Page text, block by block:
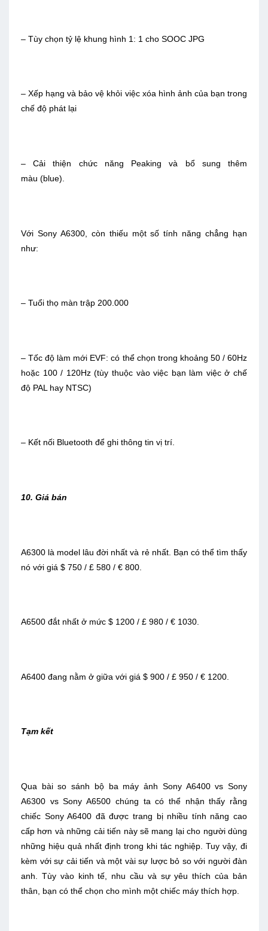
– Tùy chọn tỷ lệ khung hình 1: 1 cho SOOC JPG
– Xếp hạng và bảo vệ khỏi việc xóa hình ảnh của bạn trong
chế độ phát lại
– Cải thiện chức năng Peaking và bổ sung thêm
màu (blue).
Với Sony A6300, còn thiếu một số tính năng chẳng hạn
như:
– Tuổi thọ màn trập 200.000
– Tốc độ làm mới EVF: có thể chọn trong khoảng 50 / 60Hz
hoặc 100 / 120Hz (tùy thuộc vào việc bạn làm việc ở chế
độ PAL hay NTSC)
– Kết nối Bluetooth để ghi thông tin vị trí.
10. Giá bán
A6300 là model lâu đời nhất và rẻ nhất. Bạn có thể tìm thấy
nó với giá $ 750 / £ 580 / € 800.
A6500 đắt nhất ở mức $ 1200 / £ 980 / € 1030.
A6400 đang nằm ở giữa với giá $ 900 / £ 950 / € 1200.
Tạm kết
Qua bài so sánh bộ ba máy ảnh Sony A6400 vs Sony
A6300 vs Sony A6500 chúng ta có thể nhận thấy rằng
chiếc Sony A6400 đã được trang bị nhiều tính năng cao
cấp hơn và những cải tiến này sẽ mang lại cho người dùng
những hiệu quả nhất định trong khi tác nghiệp. Tuy vậy, đi
kèm với sự cải tiến và một vài sự lược bỏ so với người đàn
anh. Tùy vào kinh tế, nhu cầu và sự yêu thích của bản
thân, bạn có thể chọn cho mình một chiếc máy thích hợp.